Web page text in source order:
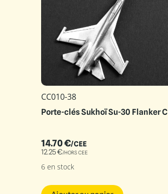
CC010-38
Porte-clés Sukhoï Su-30 Flanker C
14.70€/CEE
12.25€/HORS CEE
6 en stock